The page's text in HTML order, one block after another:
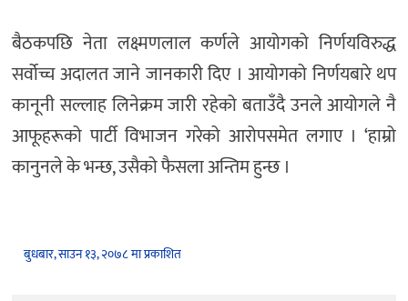
बैठकपछि नेता लक्ष्मणलाल कर्णले आयोगको निर्णयविरुद्ध
सर्वोच्च अदालत जाने जानकारी दिए । आयोगको निर्णयबारे थप
कानूनी सल्लाह लिनेक्रम जारी रहेको बताउँदै उनले आयोगले नै
आफूहरूको पार्टी विभाजन गरेको आरोपसमेत लगाए । ‘हाम्रो
कानुनले के भन्छ, उसैको फैसला अन्तिम हुन्छ ।
बुधबार, साउन १३, २०७८ मा प्रकाशित